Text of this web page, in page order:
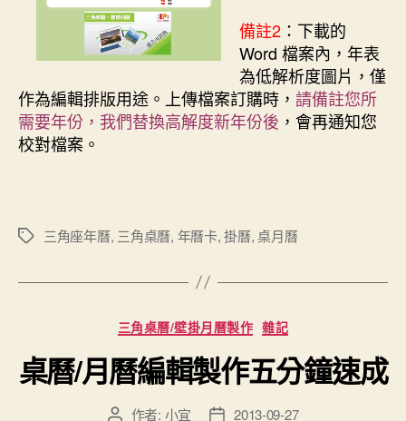
備註2 ：下載的
Word 檔案內，年表
為低解析度圖片，僅
作為編輯排版用途。上傳檔案訂購時， 請備註您所
需要年份，我們替換高解度新年份後 ，會再通知您
校對檔案。
標
三角座年曆, 三角桌曆, 年曆卡,掛曆,桌月曆
分
類
三角桌曆/壁掛月曆製作 雜記
桌曆/月曆編輯製作五分鐘速成
文 作者: 小宜
文 2013-09-27